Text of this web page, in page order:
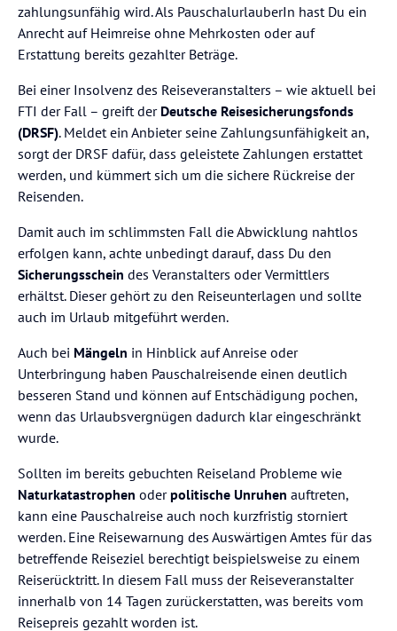
zahlungsunfähig wird. Als PauschalurlauberIn hast Du ein
Anrecht auf Heimreise ohne Mehrkosten oder auf
Erstattung bereits gezahlter Beträge.
Bei einer Insolvenz des Reiseveranstalters – wie aktuell bei
FTI der Fall – greift der Deutsche Reisesicherungsfonds
(DRSF). Meldet ein Anbieter seine Zahlungsunfähigkeit an,
sorgt der DRSF dafür, dass geleistete Zahlungen erstattet
werden, und kümmert sich um die sichere Rückreise der
Reisenden.
Damit auch im schlimmsten Fall die Abwicklung nahtlos
erfolgen kann, achte unbedingt darauf, dass Du den
Sicherungsschein des Veranstalters oder Vermittlers
erhältst. Dieser gehört zu den Reiseunterlagen und sollte
auch im Urlaub mitgeführt werden.
Auch bei Mängeln in Hinblick auf Anreise oder
Unterbringung haben Pauschalreisende einen deutlich
besseren Stand und können auf Entschädigung pochen,
wenn das Urlaubsvergnügen dadurch klar eingeschränkt
wurde.
Sollten im bereits gebuchten Reiseland Probleme wie
Naturkatastrophen oderpolitische Unruhen auftreten,
kann eine Pauschalreise auch noch kurzfristig storniert
werden. Eine Reisewarnung des Auswärtigen Amtes für das
betreffende Reiseziel berechtigt beispielsweise zu einem
Reiserücktritt. In diesem Fall muss der Reiseveranstalter
innerhalb von 14 Tagen zurückerstatten, was bereits vom
Reisepreis gezahlt worden ist.